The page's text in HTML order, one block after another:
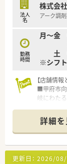
法人
名
株式会
アーク調
勤務
時間
月～金
10：
土 08
※シフ
【店舗情
■甲府市向
岐にわた
から応需
す。
■常勤4名
とりの患
提供でき
詳細を
更新日： 2026/